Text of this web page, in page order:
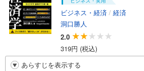
ビジネス・経済 / 経済
洞口勝人
2.0
319円 (税込)
あらすじを表示する